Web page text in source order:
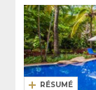
travers leLaos.
RÉSUMÉ